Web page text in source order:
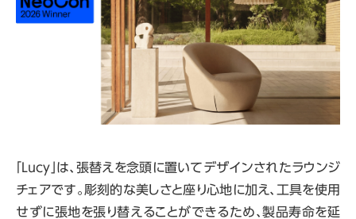
「Lucy」は、張替えを念頭に置いてデザインされたラウンジ
チェアです。彫刻的な美しさと座り心地に加え、工具を使用
せずに張地を張り替えることができるため、製品寿命を延